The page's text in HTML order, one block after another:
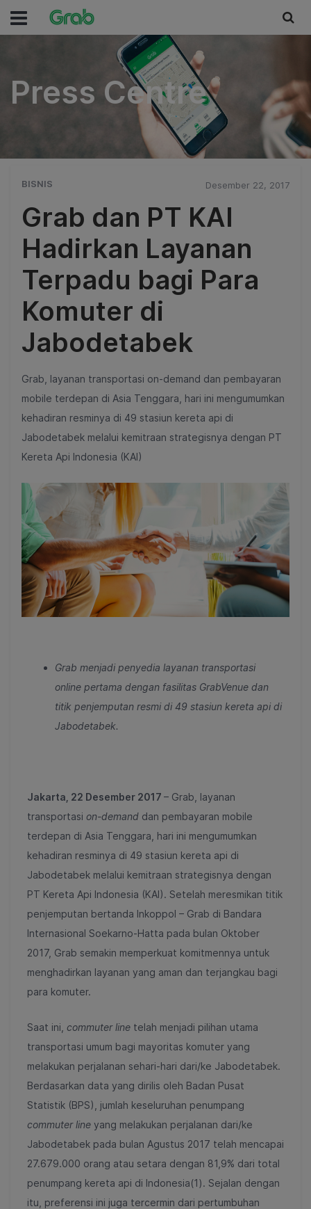
Press Centre
Press Centre
BISNIS Desember 22, 2017
Grab dan PT KAI
Hadirkan Layanan
Terpadu bagi Para
Komuter di
Jabodetabek
Grab, layanan transportasi on-demand dan pembayaran
mobile terdepan di Asia Tenggara, hari ini mengumumkan
kehadiran resminya di 49 stasiun kereta api di
Jabodetabek melalui kemitraan strategisnya dengan PT
Kereta Api Indonesia (KAI)
Grab menjadi penyedia layanan transportasi
online pertama dengan fasilitas GrabVenue dan
titik penjemputan resmi di 49 stasiun kereta api di
Jabodetabek.
Jakarta, 22 Desember 2017 – Grab, layanan
transportasi on-demand dan pembayaran mobile
terdepan di Asia Tenggara, hari ini mengumumkan
kehadiran resminya di 49 stasiun kereta api di
Jabodetabek melalui kemitraan strategisnya dengan
PT Kereta Api Indonesia (KAI). Setelah meresmikan titik
penjemputan bertanda Inkoppol – Grab di Bandara
Internasional Soekarno-Hatta pada bulan Oktober
2017, Grab semakin memperkuat komitmennya untuk
menghadirkan layanan yang aman dan terjangkau bagi
para komuter.
Saat ini, commuter line telah menjadi pilihan utama
transportasi umum bagi mayoritas komuter yang
melakukan perjalanan sehari-hari dari/ke Jabodetabek.
Berdasarkan data yang dirilis oleh Badan Pusat
Statistik (BPS)
, jumlah keseluruhan penumpang
commuter line yang melakukan perjalanan dari/ke
Jabodetabek pada bulan Agustus 2017 telah mencapai
27.679.000 orang atau setara dengan 81,9% dari total
penumpang kereta api di Indonesia(1). Sejalan dengan
itu, preferensi ini juga tercermin dari pertumbuhan